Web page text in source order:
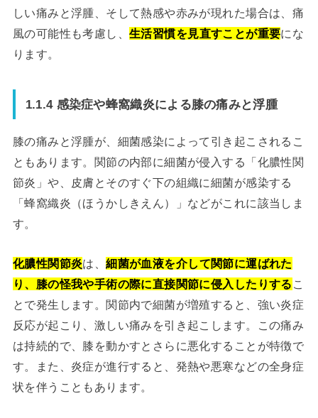
しい痛みと浮腫、そして熱感や赤みが現れた場合は、痛
風の可能性も考慮し、生活習慣を見直すことが重要にな
ります。
1.1.4 感染症や蜂窩織炎による膝の痛みと浮腫
膝の痛みと浮腫が、細菌感染によって引き起こされるこ
ともあります。関節の内部に細菌が侵入する「化膿性関
節炎」や、皮膚とそのすぐ下の組織に細菌が感染する
「蜂窩織炎（ほうかしきえん）」などがこれに該当しま
す。
化膿性関節炎は、細菌が血液を介して関節に運ばれた
り、膝の怪我や手術の際に直接関節に侵入したりする こ
とで発生します。関節内で細菌が増殖すると、強い炎症
反応が起こり、激しい痛みを引き起こします。この痛み
は持続的で、膝を動かすとさらに悪化することが特徴で
す。また、炎症が進行すると、発熱や悪寒などの全身症
状を伴うこともあります。